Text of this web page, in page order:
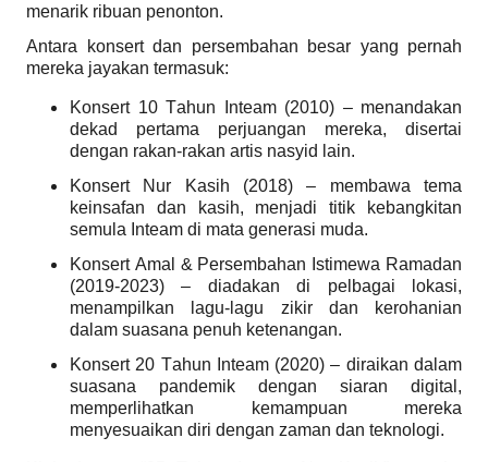
menarik ribuan penonton.
Antara konsert dan persembahan besar yang pernah
mereka jayakan termasuk:
Konsert 10 Tahun Inteam (2010) – menandakan
dekad pertama perjuangan mereka, disertai
dengan rakan-rakan artis nasyid lain.
Konsert Nur Kasih (2018) – membawa tema
keinsafan dan kasih, menjadi titik kebangkitan
semula Inteam di mata generasi muda.
Konsert Amal & Persembahan Istimewa Ramadan
(2019-2023) – diadakan di pelbagai lokasi,
menampilkan lagu-lagu zikir dan kerohanian
dalam suasana penuh ketenangan.
Konsert 20 Tahun Inteam (2020) – diraikan dalam
suasana pandemik dengan siaran digital,
memperlihatkan kemampuan mereka
menyesuaikan diri dengan zaman dan teknologi.